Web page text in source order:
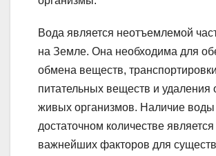
Вода является неотъемлемой
на Земле. Она необходима для
обмена веществ, транспортировки
питательных веществ и удаления
живых организмов. Наличие воды
достаточном количестве
важнейших факторов для